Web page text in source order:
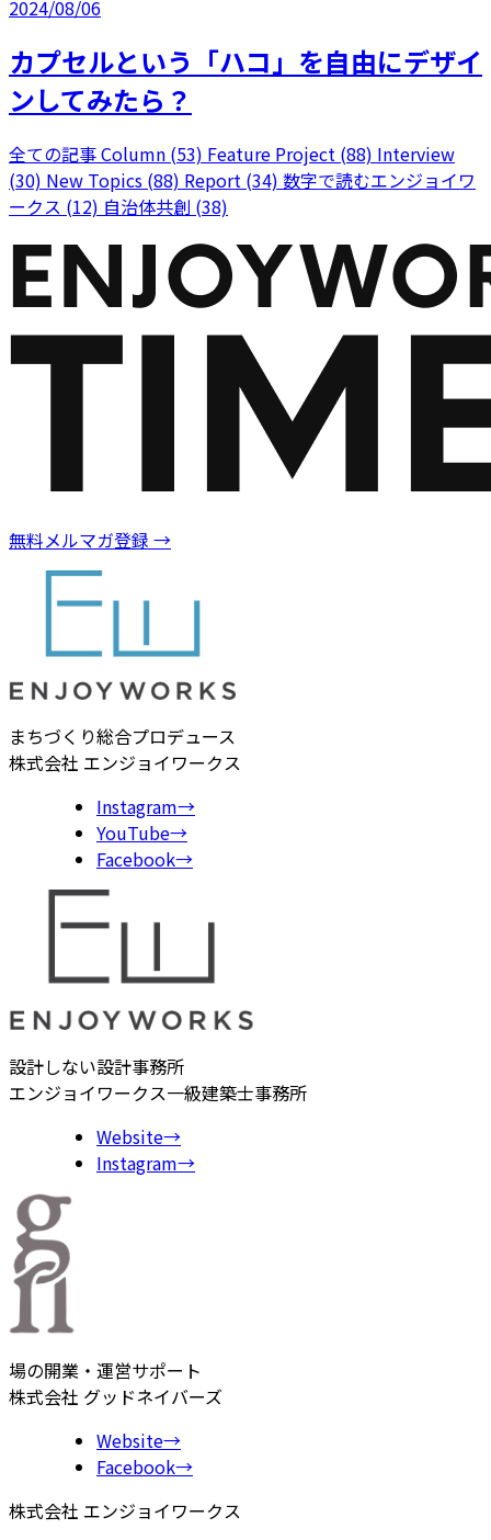
2024/08/06
カプセルという「ハコ」を自由にデザイ
ンしてみたら？
全ての記事Column (53) Feature Project (88) Interview
(30) New Topics (88) Report (34) 数字で読むエンジョイワ
ークス (12) 自治体共創 (38)
無料メルマガ登録 →
まちづくり総合プロデュース
株式会社 エンジョイワークス
Instagram→
YouTube→
Facebook→
設計しない設計事務所
エンジョイワークス一級建築士事務所
Website→
Instagram→
場の開業・運営サポート
株式会社 グッドネイバーズ
Website→
Facebook→
株式会社 エンジョイワークス